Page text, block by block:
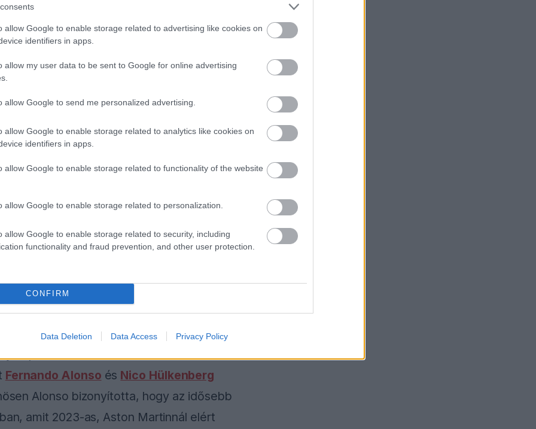
allow Google to enable storage related to advertising like cookies on
identifiers in apps.
allow my user data to be sent to Google for online advertising
allow Google to send me personalized advertising.
allow Google to enable storage related to analytics like cookies on
identifiers in apps.
allow Google to enable storage related to functionality of the website
allow Google to enable storage related to personalization.
allow Google to enable storage related to security, including
functionality and fraud prevention, and other user protection.
CONFIRM
Data Deletion Data Access Privacy Policy
vallomást
A Hondánál hisznek az
Aston Martinnal
nem jelent megoldást Hamilton
szerint építi versenyautóit. "A
a bizakodásra, mivel 2026-tól jelentősen
értelmében csökken majd a Venturi-
felülről érkező leszorítóerő
pilóta található, aki már betöltötte a
Fernando Alonso és Nico Hülkenberg
Alonso bizonyította, hogy az idősebb
amit 2023-as, Aston Martinnál elért